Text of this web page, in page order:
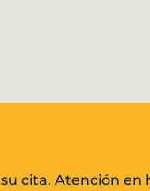
cita. Atención en